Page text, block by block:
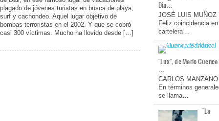
plagado de jóvenes turistas en busca de playa,
surf y cachondeo. Aquel lugar objetivo de
bombas terroristas en el 2002. Y que se cobró
casi 300 víctimas. Mucho ha llovido desde […]
Dia…
JOSÉ LUIS MUÑOZ
Feliz coincidencia en
cartelera…
"Lux", de Mario Cuenca
…
CARLOS MANZANO
En términos
se llama…
"La